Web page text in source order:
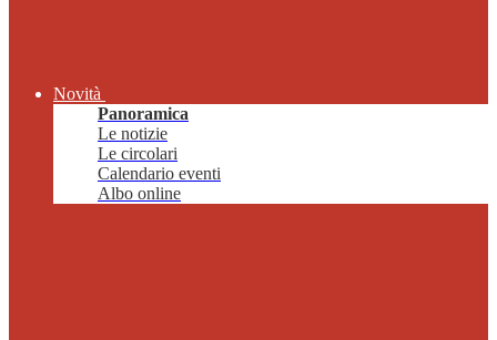
Novità
Panoramica
Le notizie
Le circolari
Calendario eventi
Albo online